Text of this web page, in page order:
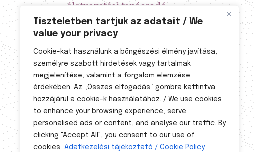
Tiszteletben tartjuk az adatait / We
value your privacy
Cookie-kat használunk a böngészési élmény javítása,
személyre szabott hirdetések vagy tartalmak
megjelenítése, valamint a forgalom elemzése
érdekében. Az „Összes elfogadás” gombra kattintva
hozzájárul a cookie-k használatához. / We use cookies
to enhance your browsing experience, serve
personalised ads or content, and analyse our traffic. By
clicking "Accept All", you consent to our use of
cookies. Adatkezelési tájékoztató / Cookie Policy
életvezetési tanácsadó
A kezelésekhez előzetes időpont
egyeztetés szükséges!
 Nyitvatartás
Hétfő 8-20
Szerda 8-20
Csütörtök 8-20